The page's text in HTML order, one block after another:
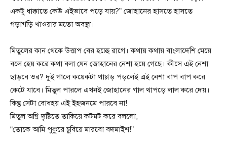
একটু ধাক্কাতে কেউ এইভাবে পড়ে যায়?” জোহানের হাসতে হাসতে
গড়াগড়ি খাওয়ার মতো অবস্থা।
মিতুলের কান থেকে উত্তাপ বের হচ্ছে রাগে। কথায় কথায় বাংলাদেশি মেয়ে
বলে হেয় করে কথা বলা যেন জোহানের নেশা হয়ে গেছে। কীসে এই নেশা
ছাড়বে ওর? দুই গালে কয়েকটা থাপ্পড় পড়লেই এই নেশা বাপ বাপ করে
কেটে যাবে। মিতুল পারলে এখনই জোহানের গাল থাপড়ে লাল করে দেয়।
কিন্তু সেটা বোধহয় এই ইহজনমে পারবে না!
মিতুল অগ্নি দৃষ্টিতে তাকিয়ে কটমট করে বললো,
“তোকে আমি পুকুরে চুবিয়ে মারবো বদমাইশ!”